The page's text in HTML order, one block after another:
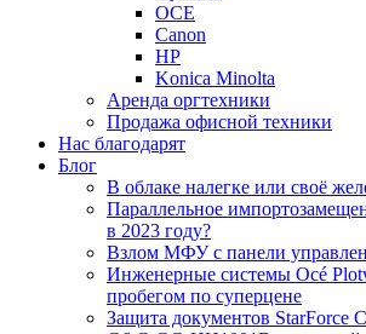
OCE
Canon
HP
Konica Minolta
Аренда оргтехники
Продажа офисной техники
Нас благодарят
Блог
В облаке налегке или своё
Параллельное
в 2023 году?
Взлом МФУ с панели
Инженерные системы Océ
пробегом по суперцене
Защита документов StarForce